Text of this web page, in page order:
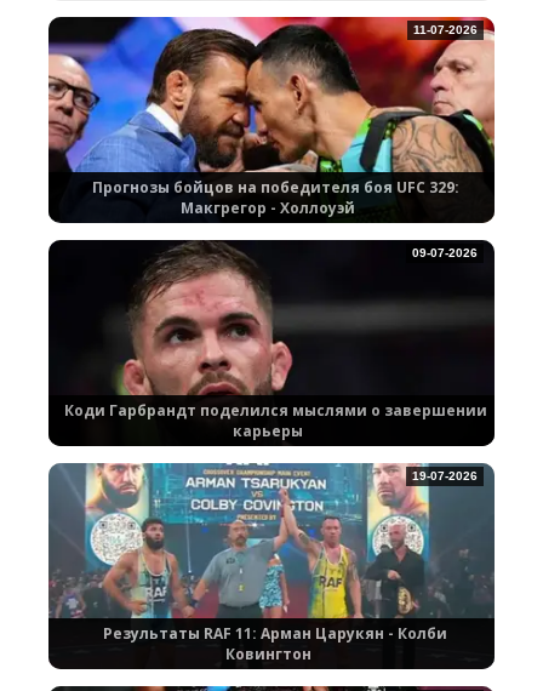
Прогнозы бойцов на победителя боя UFC 329:
Макгрегор - Холлоуэй
11-07-2026
Коди Гарбрандт поделился мыслями о завершении
карьеры
09-07-2026
Результаты RAF 11: Арман Царукян - Колби
Ковингтон
19-07-2026